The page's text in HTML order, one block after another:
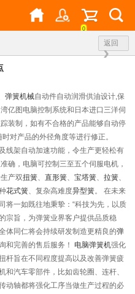
0
返回
弹簧机械自动件自动润滑供油设计,保
亿图电脑控制系统和日本进口三洋伺
装制，如有不合格的产品能够自动停
时对产品的外径角度等进行修正。
线架自动加速功能，令生产更轻松有
确，电脑可控制三至五个伺服电机，
产双扭簧、 直形簧、 宝塔簧、 拉簧、
花式簧、复杂高难度异型簧。 在未来
将一如既往地秉挚：“科技为先，以质
宗旨，为弹簧业界客户提供品质稳
体同仁将会持续研发制造更精良的弹
和完善的售后服务！ 电脑弹簧机强化
杆旨在不同程度提高以及改善弹簧疲
汽车零部件，比如齿轮圈、连杆、
动轴都将强化工序当做生产过程的必